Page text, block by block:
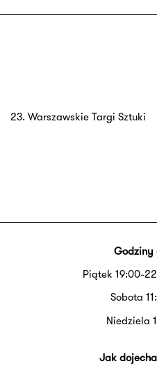
23. Warszawskie Targi
Godziny
Piątek 19:00-
Sobota
Niedziela
Jak